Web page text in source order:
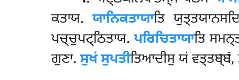
ਕਤਾਯ.ਯਾਨਿਕਤਾਯਾਤਿ
ਪਚ੍ਚੁਪਟ੍ਠਿਤਾਯ.ਪਰਿਚਿਤਾਯਾਤਿ
ਗੁਣਾ.ਸੁਖਂ ਸੁਪਤੀਤਿਆਦੀਸੁ ਯਂ ਵਤ੍ਤਬ੍ਬਂ,